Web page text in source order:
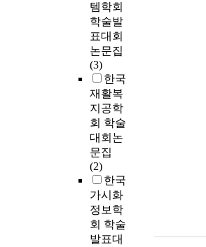
템학회
학술발
표대회
논문집
(3)
한국
재활복
지공학
회 학술
대회논
문집
(2)
한국
가시화
정보학
회 학술
발표대